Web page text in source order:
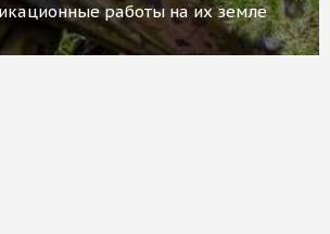
работы на их земле